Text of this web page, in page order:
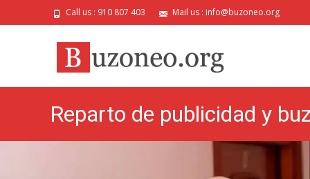
Call us : 910 807 403 Mail us : info@buzoneo.org
Reparto de publicidad y